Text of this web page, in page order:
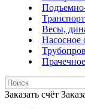
Весы,
Насосное
Заказать счёт